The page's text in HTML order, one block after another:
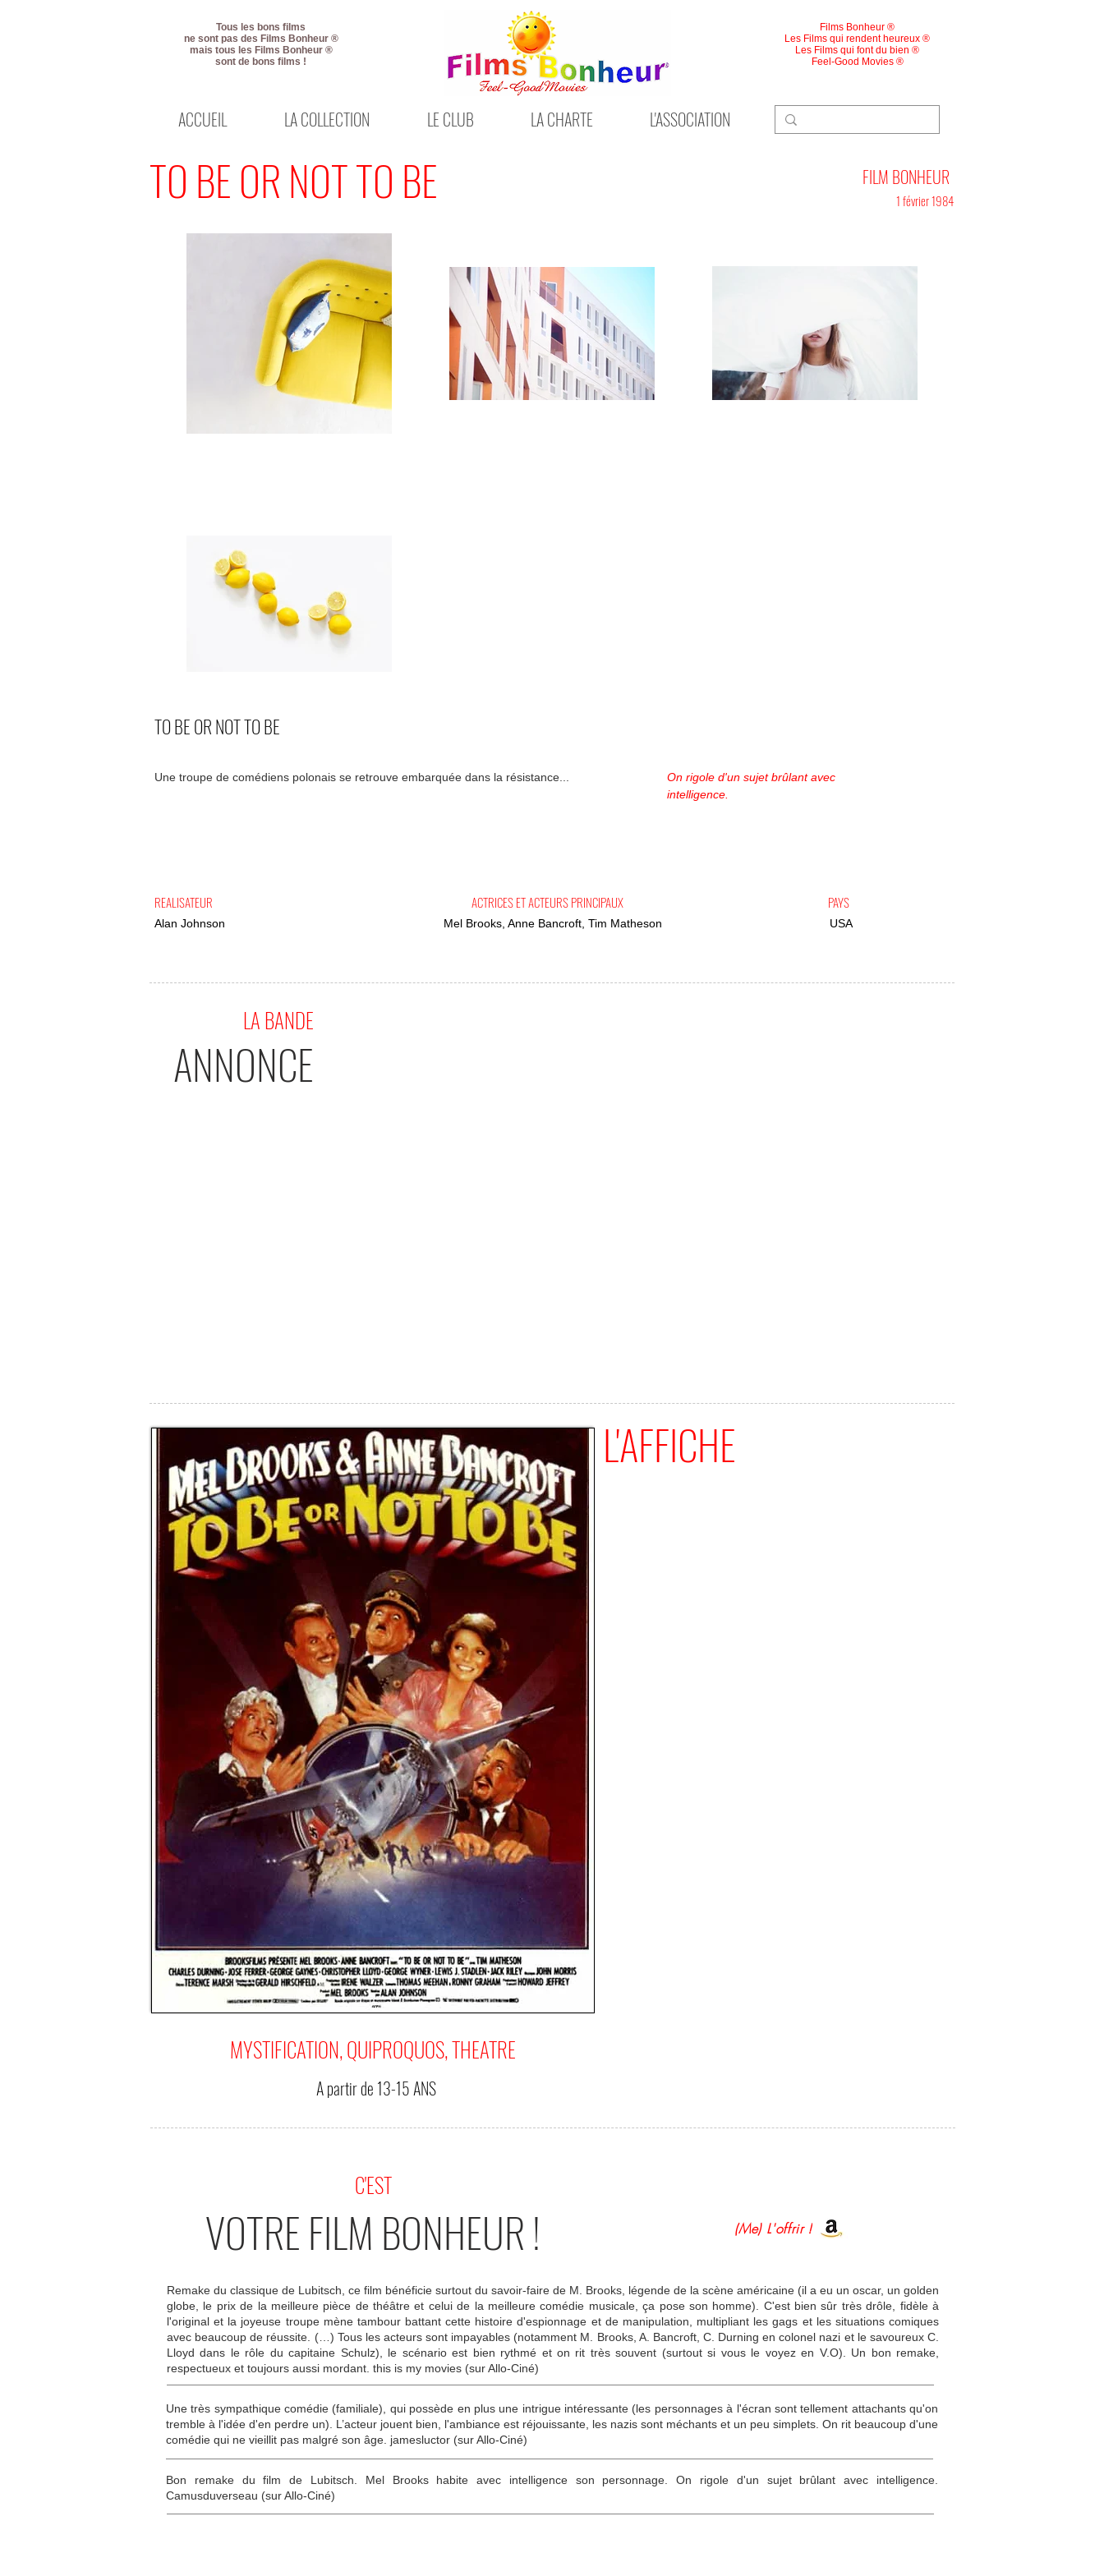
Tous les bons films
ne sont pas des Films Bonheur ®
mais tous les Films Bonheur ®
sont de bons films !
ACCUEIL LA COLLECTION LE CLUB LA CHARTE L'ASSOCIATION
Films Bonheur ®
Les Films qui rendent heureux ®
Les Films qui font du bien ®
Feel-Good Movies ®
TO BE OR NOT TO BE
TO BE OR NOT TO BE
Une troupe de comédiens polonais se retrouve embarquée dans la résistance...
On rigole d'un sujet brûlant avec
intelligence.
REALISATEUR
Alan Johnson
ACTRICES ET ACTEURS PRINCIPAUX
Mel Brooks, Anne Bancroft, Tim Matheson
PAYS
USA
FILM BONHEUR
1 février 1984
ANNONCE
LA BANDE
MYSTIFICATION, QUIPROQUOS, THEATRE
A partir de 13-15 ANS
L'AFFICHE
C'EST
VOTRE FILM BONHEUR ! (Me) L'offrir !
Remake du classique de Lubitsch, ce film bénéficie surtout du savoir-faire de M. Brooks, légende de la scène américaine (il a eu un oscar, un golden
globe, le prix de la meilleure pièce de théâtre et celui de la meilleure comédie musicale, ça pose son homme). C'est bien sûr très drôle, fidèle à
l'original et la joyeuse troupe mène tambour battant cette histoire d'espionnage et de manipulation, multipliant les gags et les situations comiques
avec beaucoup de réussite. (…) Tous les acteurs sont impayables (notamment M. Brooks, A. Bancroft, C. Durning en colonel nazi et le savoureux C.
Lloyd dans le rôle du capitaine Schulz), le scénario est bien rythmé et on rit très souvent (surtout si vous le voyez en V.O). Un bon remake,
respectueux et toujours aussi mordant. this is my movies (sur Allo-Ciné)
Une très sympathique comédie (familiale), qui possède en plus une intrigue intéressante (les personnages à l'écran sont tellement attachants qu'on
tremble à l'idée d'en perdre un). L’acteur jouent bien, l'ambiance est réjouissante, les nazis sont méchants et un peu simplets. On rit beaucoup d'une
comédie qui ne vieillit pas malgré son âge. jamesluctor (sur Allo-Ciné)
Bon remake du film de Lubitsch. Mel Brooks habite avec intelligence son personnage. On rigole d'un sujet brûlant avec intelligence.
Camusduverseau (sur Allo-Ciné)